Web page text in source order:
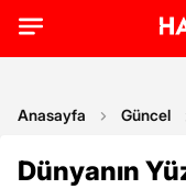
Anasayfa Güncel
Dünyanın